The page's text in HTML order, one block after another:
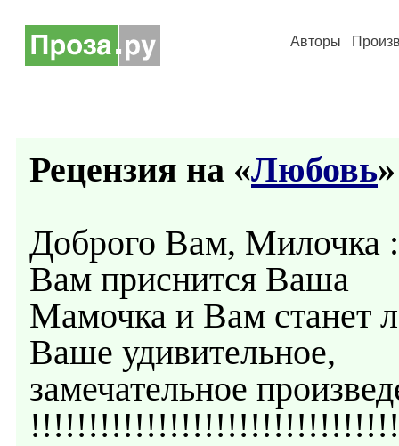
Авторы
Рецензия на «Любовь
Доброго Вам, Милочка :
Вам приснится Ваша
Мамочка и Вам станет
Ваше удивительное,
замечательное